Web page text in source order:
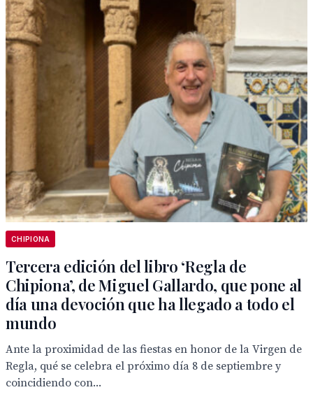
CHIPIONA
Tercera edición del libro ‘Regla de
Chipiona’, de Miguel Gallardo, que pone al
día una devoción que ha llegado a todo el
mundo
Ante la proximidad de las fiestas en honor de la Virgen de
Regla, qué se celebra el próximo día 8 de septiembre y
coincidiendo con...